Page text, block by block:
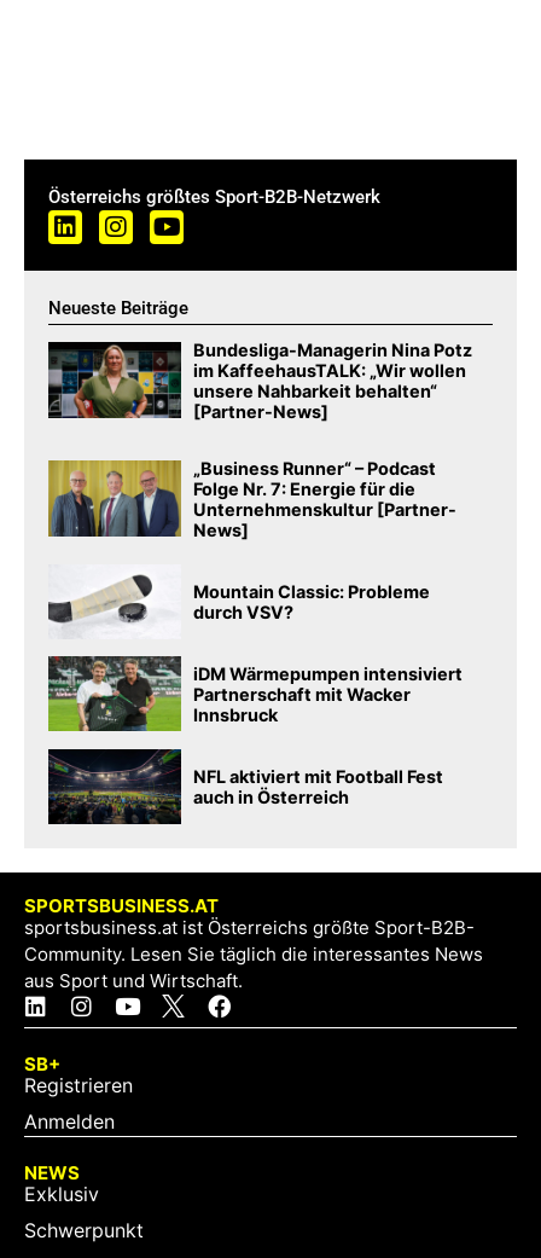
Österreichs größtes Sport-B2B-Netzwerk
Neueste Beiträge
Bundesliga-Managerin Nina Potz
im KaffeehausTALK: „Wir wollen
unsere Nahbarkeit behalten“
[Partner-News]
„Business Runner“ – Podcast
Folge Nr. 7: Energie für die
Unternehmenskultur [Partner-
News]
Mountain Classic: Probleme
durch VSV?
iDM Wärmepumpen intensiviert
Partnerschaft mit Wacker
Innsbruck
NFL aktiviert mit Football Fest
auch in Österreich
SPORTSBUSINESS.AT
sportsbusiness.at ist Österreichs größte Sport-B2B-
Community. Lesen Sie täglich die interessantes News
aus Sport und Wirtschaft.
SB+
Registrieren
Anmelden
NEWS
Exklusiv
Schwerpunkt